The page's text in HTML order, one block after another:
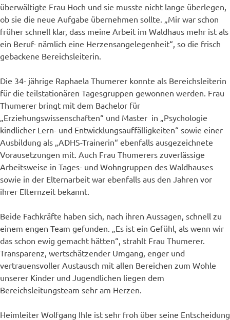
überwältigte Frau Hoch und sie musste nicht lange überlegen,
ob sie die neue Aufgabe übernehmen sollte. „Mir war schon
früher schnell klar, dass meine Arbeit im Waldhaus mehr ist als
ein Beruf- nämlich eine Herzensangelegenheit“, so die frisch
gebackene Bereichsleiterin.
Die 34- jährige Raphaela Thumerer konnte als Bereichsleiterin
für die teilstationären Tagesgruppen gewonnen werden. Frau
Thumerer bringt mit dem Bachelor für
„Erziehungswissenschaften“ und Master in „Psychologie
kindlicher Lern- und Entwicklungsauffälligkeiten“ sowie einer
Ausbildung als „ADHS-Trainerin“ ebenfalls ausgezeichnete
Vorausetzungen mit. Auch Frau Thumerers zuverlässige
Arbeitsweise in Tages- und Wohngruppen des Waldhauses
sowie in der Elternarbeit war ebenfalls aus den Jahren vor
ihrer Elternzeit bekannt.
Beide Fachkräfte haben sich, nach ihren Aussagen, schnell zu
einem engen Team gefunden. „Es ist ein Gefühl, als wenn wir
das schon ewig gemacht hätten“, strahlt Frau Thumerer.
Transparenz, wertschätzender Umgang, enger und
vertrauensvoller Austausch mit allen Bereichen zum Wohle
unserer Kinder und Jugendlichen liegen dem
Bereichsleitungsteam sehr am Herzen.
Heimleiter Wolfgang Ihle ist sehr froh über seine Entscheidung